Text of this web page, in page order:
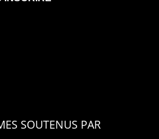
SOUTENUS PAR